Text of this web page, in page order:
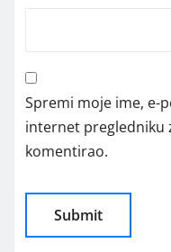
Spremi moje ime, e-
internet pregledniku
komentirao.